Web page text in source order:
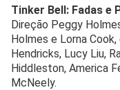
Tinker Bell: Fadas e
Direção Peggy
Holmes e Lorna
Hendricks, Lucy Liu,
Hiddleston, America
McNeely.